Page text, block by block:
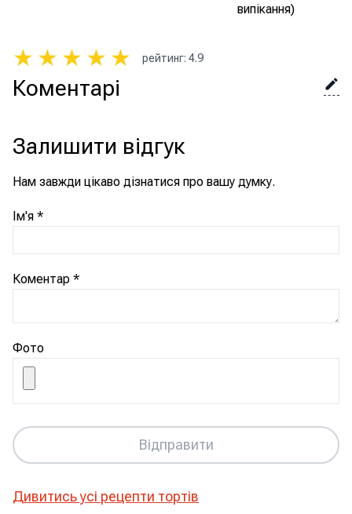
випікання)
★ ★ ★ ★ ★ рейтинг: 4.9
Коментарі
Залишити відгук
Нам завжди цікаво дізнатися про вашу думку.
Ім'я *
Коментар *
Фото
Відправити
Дивитись усі рецепти тортів